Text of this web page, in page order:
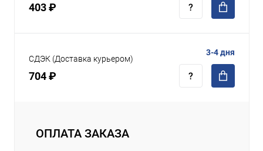
403 ₽
СДЭК (Доставка курьером)
704 ₽
3-4 дня
ОПЛАТА ЗАКАЗА